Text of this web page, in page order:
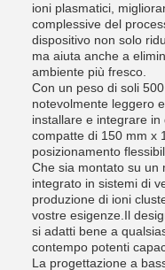
ioni plasmatici,
complessive del
dispositivo non solo
ma aiuta anche a
ambiente più fresco.
Con un peso di soli
notevolmente leggero
installare e integrare
compatte di 150 mm x
posizionamento
Che sia montato su un
integrato in sistemi di
produzione di ioni
vostre esigenze.Il
si adatti bene a
contempo potenti
La progettazione a